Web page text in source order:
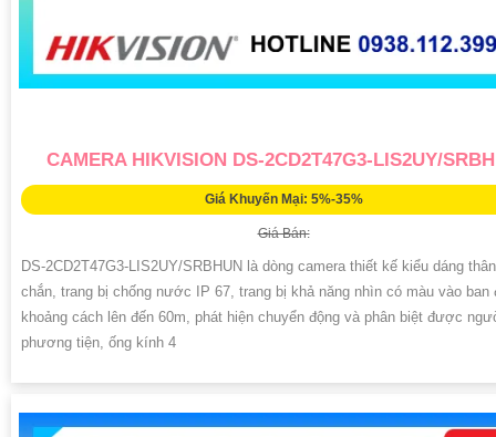
CAMERA HIKVISION DS-2CD2T47G3-LIS2UY/
Giá Khuyến Mại: 5%-35%
Giá Bán:
DS-2CD2T47G3-LIS2UY/SRBHUN là dòng camera thiết kế kiểu dáng
chắn, trang bị chống nước IP 67, trang bị khả năng nhìn có màu vào ban
khoảng cách lên đến 60m, phát hiện chuyển động và phân biệt được
phương tiện, ống kính 4